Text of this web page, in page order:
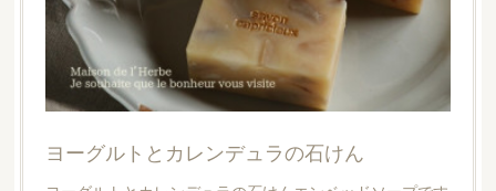
ヨーグルトとカレンデュラの石けん